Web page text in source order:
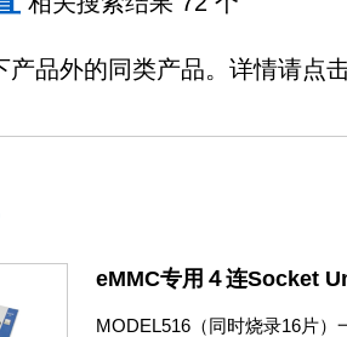
产品外的同类产品。详情请点
eMMC专用４连Socket
MODEL516（同时烧录16片）